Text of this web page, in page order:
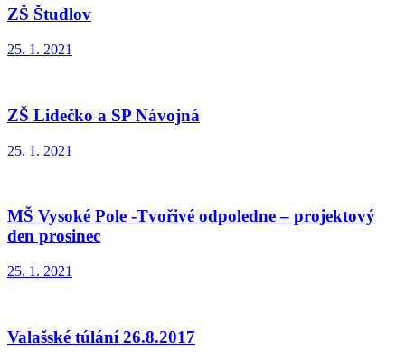
ZŠ Študlov
25. 1. 2021
ZŠ Lidečko a SP Návojná
25. 1. 2021
MŠ Vysoké Pole -Tvořivé odpoledne – projektový
den prosinec
25. 1. 2021
Valašské túlání 26.8.2017